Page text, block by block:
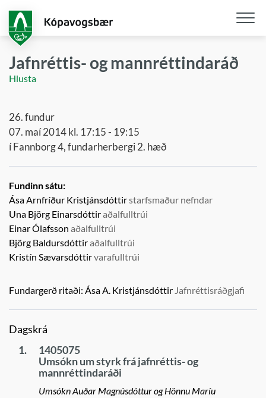
aðalefni
Jafnréttis- og mannréttindaráð
Hlusta
26. fundur
07. maí 2014 kl. 17:15 - 19:15
í Fannborg 4, fundarherbergi 2. hæð
Fundinn sátu:
Ása Arnfríður Kristjánsdóttirstarfsmaður nefndar
Una Björg Einarsdóttiraðalfulltrúi
Einar Ólafsson aðalfulltrúi
Björg Baldursdóttiraðalfulltrúi
Kristín Sævarsdóttirvarafulltrúi
Fundargerð ritaði: Ása A. Kristjánsdóttir Jafnréttisráðgjafi
Dagskrá
1.
1405075
Umsókn um styrk frá jafnréttis- og
mannréttindaráði
Umsókn Auðar Magnúsdóttur og Hönnu Maríu
Opna
loka